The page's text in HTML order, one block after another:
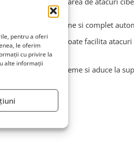
pentru a oferi
le oferim
cu privire la
alte informații
autonome si complet
intermediul AI poate facilita
analiza rapid sisteme si aduce la